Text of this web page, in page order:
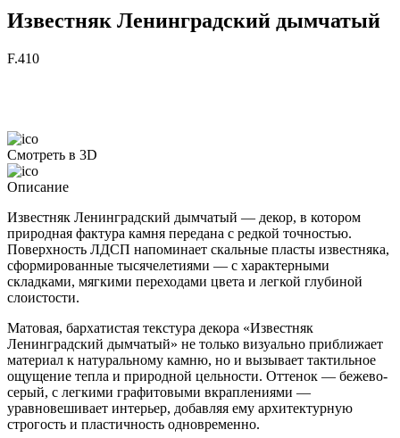
Известняк Ленинградский дымчатый
F.410
Смотреть в 3D
Описание
Известняк Ленинградский дымчатый — декор, в котором
природная фактура камня передана с редкой точностью.
Поверхность ЛДСП напоминает скальные пласты известняка,
сформированные тысячелетиями — с характерными
складками, мягкими переходами цвета и легкой глубиной
слоистости.
Матовая, бархатистая текстура декора «Известняк
Ленинградский дымчатый» не только визуально приближает
материал к натуральному камню, но и вызывает тактильное
ощущение тепла и природной цельности. Оттенок — бежево-
серый, с легкими графитовыми вкраплениями —
уравновешивает интерьер, добавляя ему архитектурную
строгость и пластичность одновременно.